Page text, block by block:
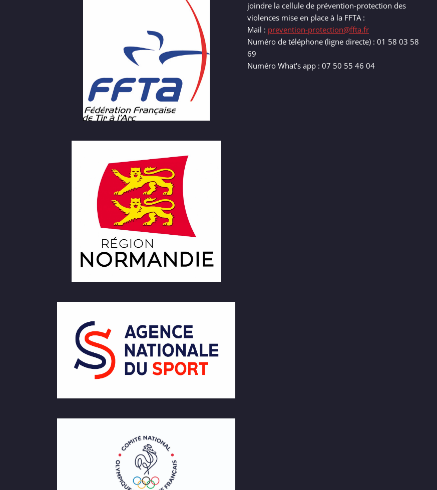
joindre la cellule de prévention-protection des
violences mise en place à la FFTA :
Mail : prevention-protection@ffta.fr
Numéro de téléphone (ligne directe) : 01 58 03 58
69
Numéro What's app : 07 50 55 46 04